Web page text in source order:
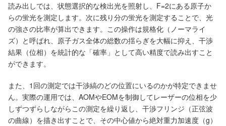
読み出しでは、状態選択的な検出光を照射し、F=2にある原子か
らの蛍光を測定します。次に残り分の蛍光を測定することで、光
の強さの比率が算出できます。この操作は規格化（ノーマライ
ズ）と呼ばれ、原子ガス全体の総数の揺らぎを大幅に抑え、干渉
結果（位相）を統計的な「確率」として高い精度で読み出すこと
ができます。
また、1回の測定では干渉縞のどの位置にいるのかが特定できませ
ん。実際の運用では、AOMやEOMを制御してレーザーの位相を少
しずつずらしながらこの測定を繰り返し、干渉フリンジ（正弦波
の曲線）を描き出すことで、その中心値から絶対重力加速度（g）